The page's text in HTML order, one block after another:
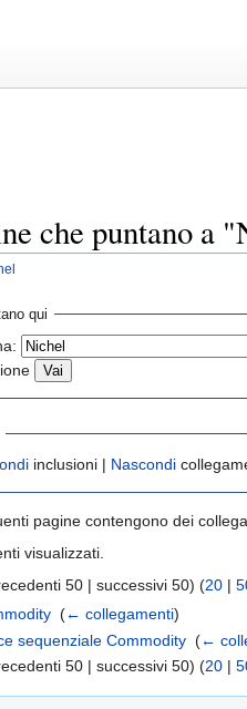
che puntano a
qui
inclusioni | Nascondi
pagine contengono dei
visualizzati.
50 | successivi 50) (20 |
‎(← collegamenti)
sequenziale Commodity ‎(←
50 | successivi 50) (20 |